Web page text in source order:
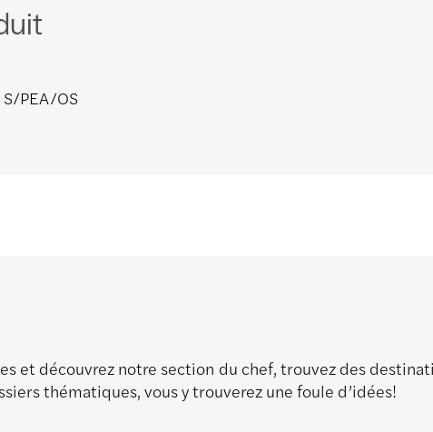
S/PEA/OS
et découvrez notre section du chef, trouvez des
thématiques, vous y trouverez une foule d’idées!